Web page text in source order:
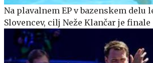
Na plavalnem EP v bazenskem delu
Slovencev, cilj Neže Klančar je finale